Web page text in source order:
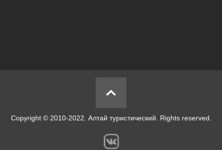
Copyright © 2010-2022. Алтай туристический. Rights reserved.